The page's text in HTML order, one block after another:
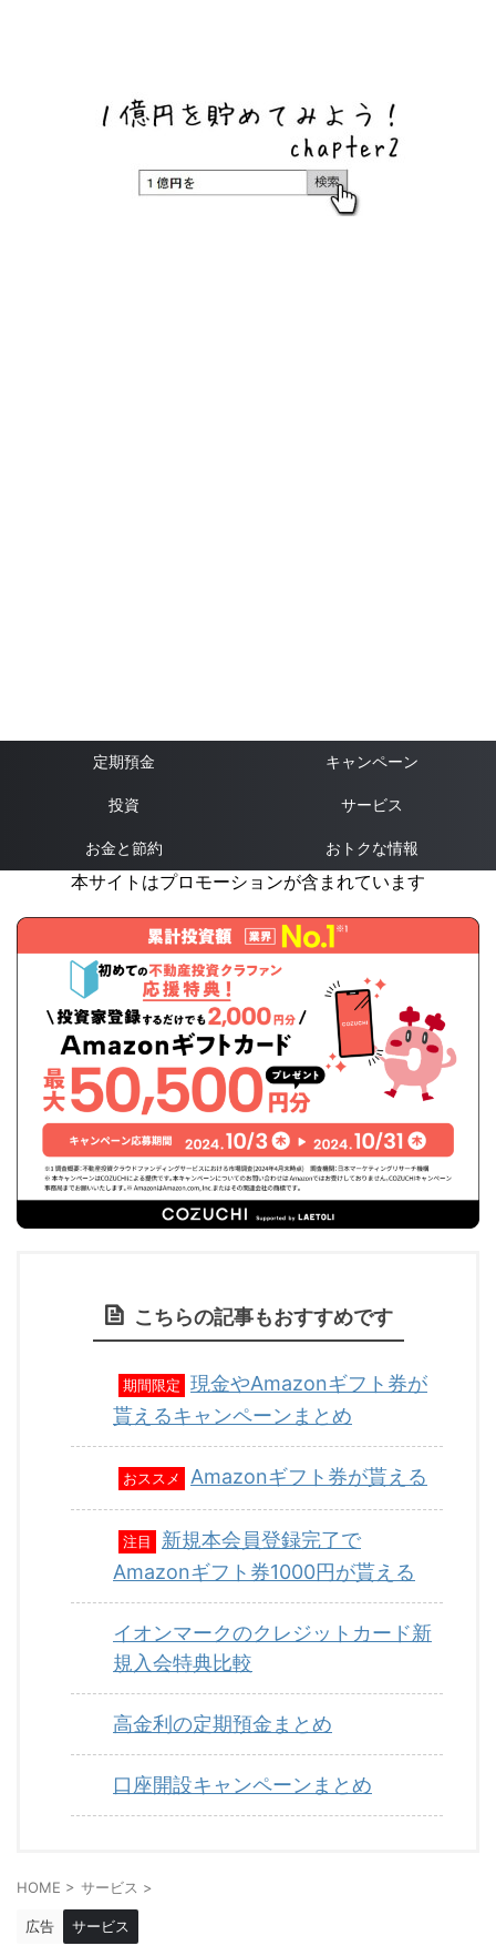
定期預金 キャンペーン
投資 サービス
お金と節約 おトクな情報
本サイトはプロモーションが含まれています
こちらの記事もおすすめです
期間限定
現金やAmazonギフト券が
貰えるキャンペーンまとめ
おススメ Amazonギフト券が貰える
注目
新規本会員登録完了で
Amazonギフト券1000円が貰える
イオンマークのクレジットカード新
規入会特典比較
高金利の定期預金まとめ
口座開設キャンペーンまとめ
HOME > サービス >
広告 サービス